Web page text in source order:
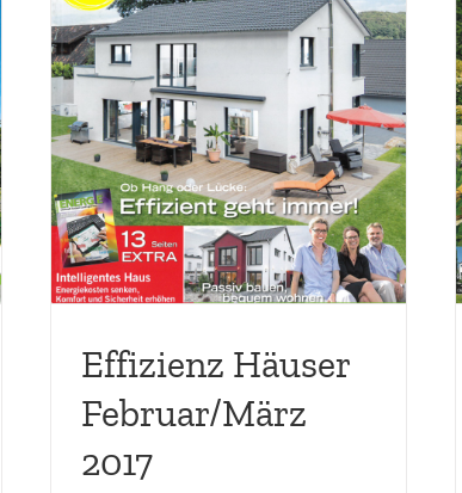
Effizienz Häuser
Februar/März
2017
Profertighaus Januar/Februar 2017
Erfolgsgeschichten